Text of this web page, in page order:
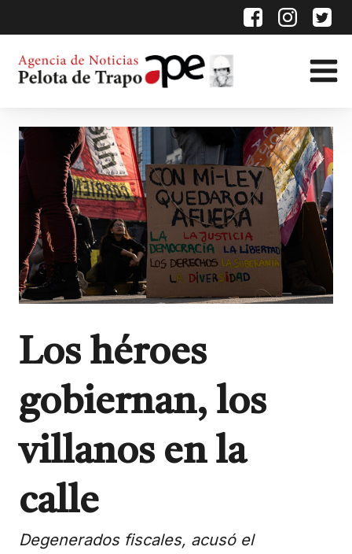
Los héroes
gobiernan, los
villanos en la
calle
Degenerados fiscales, acusó el